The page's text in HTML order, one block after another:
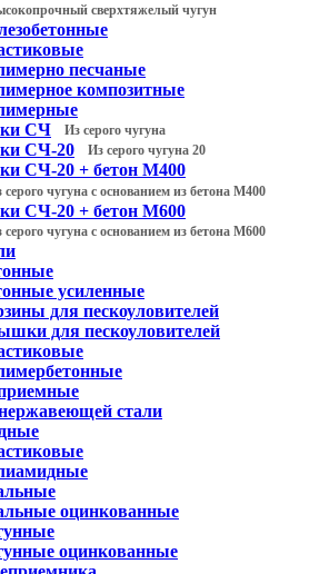
сверхтяжелый чугун
песчаные
композитные
СЧ
Из серого чугуна
СЧ-20 Из серого чугуна 20
СЧ-20 + бетон М400
серого чугуна с основанием из бетона М400
СЧ-20 + бетон М600
серого чугуна с основанием из бетона М600
усиленные
для пескоуловителей
для пескоуловителей
стали
оцинкованные
оцинкованные